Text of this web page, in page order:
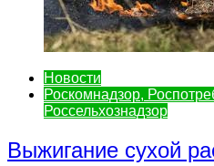
Новости
Роскомнадзор,
Россельхознадзор
Выжигание сухой